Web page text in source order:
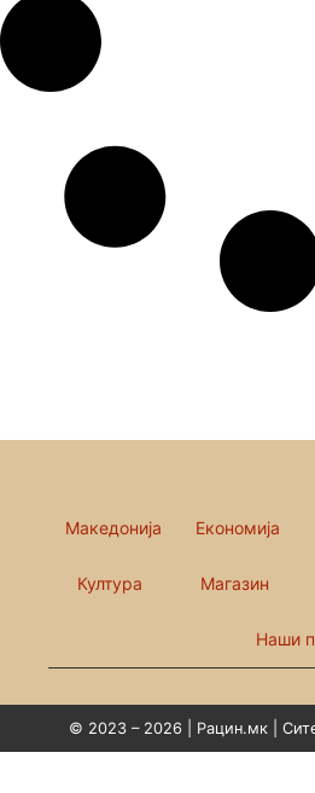
Македонија Економија
Култура Магазин
Наши
© 2023 – 2026 | Рацин.мк |